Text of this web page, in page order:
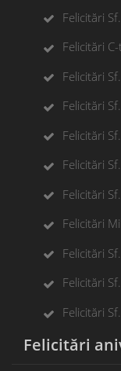
Felicitări
Felicitări
Felicitări
Felicitări
Felicitări
Felicitări
Felicitări
Felicitări
Felicitări
Felicitări
Felicitări
Felicitări